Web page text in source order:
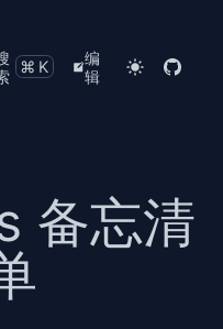
⌘K
编
辑
备忘清